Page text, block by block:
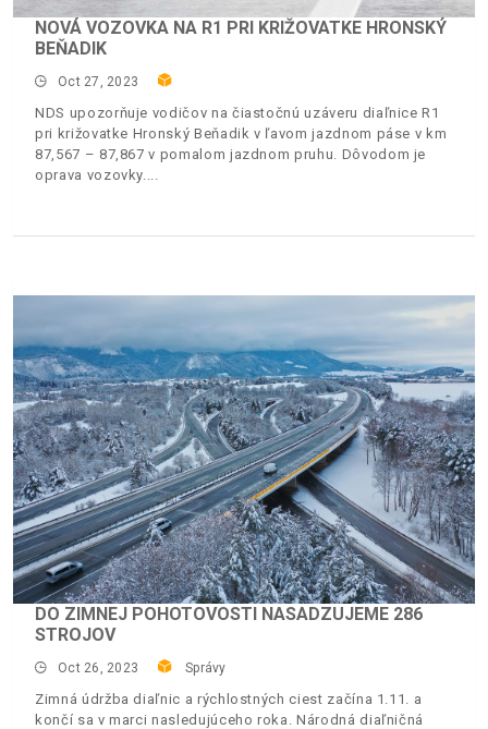
NOVÁ VOZOVKA NA R1 PRI KRIŽOVATKE HRONSKÝ
BEŇADIK
Oct 27, 2023
NDS upozorňuje vodičov na čiastočnú uzáveru diaľnice R1
pri križovatke Hronský Beňadik v ľavom jazdnom páse v km
87,567 – 87,867 v pomalom jazdnom pruhu. Dôvodom je
oprava vozovky.
DO ZIMNEJ POHOTOVOSTI NASADZUJEME 286
STROJOV
Oct 26, 2023 Správy
Zimná údržba diaľnic a rýchlostných ciest začína 1.11. a
končí sa v marci nasledujúceho roka. Národná diaľničná